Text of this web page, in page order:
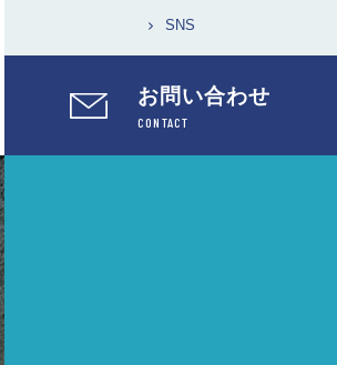
SNS
お問い合わせ
CONTACT